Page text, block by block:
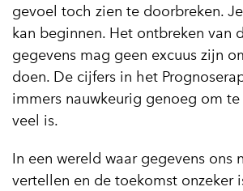
gevoel toch zien te doorbreken.
kan beginnen. Het ontbreken van
gegevens mag geen excuus zijn
doen. De cijfers in het
immers nauwkeurig genoeg om
veel is.
In een wereld waar gegevens ons
vertellen en de toekomst onzeker